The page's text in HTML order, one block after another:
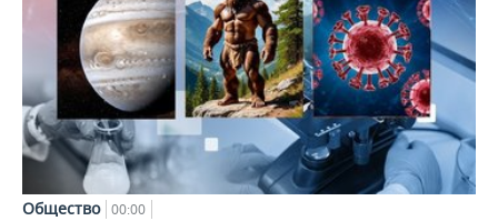
Общество 00:00